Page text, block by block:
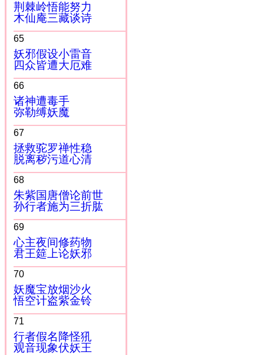
荆棘岭悟能努力
木仙庵三藏谈诗
65
妖邪假设小雷音
四众皆遭大厄难
66
诸神遭毒手
弥勒缚妖魔
67
拯救驼罗禅性稳
脱离秽污道心清
68
朱紫国唐僧论前世
孙行者施为三折肱
69
心主夜间修药物
君王筵上论妖邪
70
妖魔宝放烟沙火
悟空计盗紫金铃
71
行者假名降怪犼
观音现象伏妖王